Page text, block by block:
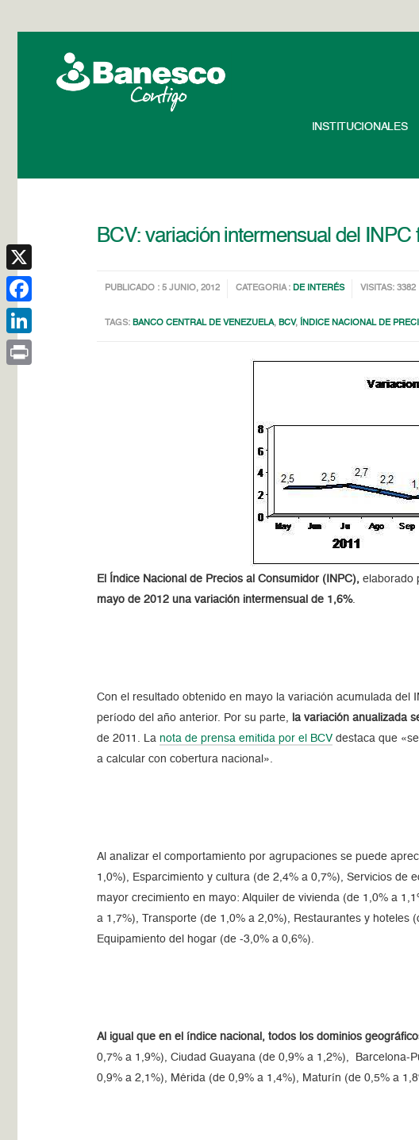
INSTITUCIONALES
BCV: variación intermensual del INPC
PUBLICADO : 5 JUNIO, 2012 CATEGORIA : DE INTERÉS VISITAS: 3382
TAGS: BANCO CENTRAL DE VENEZUELA, BCV, ÍNDICE NACIONAL DE
El Índice Nacional de Precios al Consumidor (INPC), elaborado
mayo de 2012 una variación intermensual de 1,6%.
Con el resultado obtenido en mayo la variación acumulada
período del año anterior. Por su parte, la variación anualizada
de 2011. Lanota de prensa emitida por el BCV destaca que
a calcular con cobertura nacional».
Al analizar el comportamiento por agrupaciones se puede
1,0%), Esparcimiento y cultura (de 2,4% a 0,7%), Servicios de
mayor crecimiento en mayo: Alquiler de vivienda (de 1,0% a
a 1,7%), Transporte (de 1,0% a 2,0%), Restaurantes y hoteles
Equipamiento del hogar (de -3,0% a 0,6%).
Al igual que en el índice nacional, todos los dominios
0,7% a 1,9%), Ciudad Guayana (de 0,9% a 1,2%), Barcelona-
0,9% a 2,1%), Mérida (de 0,9% a 1,4%), Maturín (de 0,5% a
X
Facebook
LinkedIn